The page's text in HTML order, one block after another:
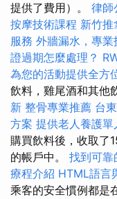
提供了費用）。 律師
按摩技術課程 新竹推
服務 外牆漏水，專
證過期怎麼處理？
為您的活動提供全方
飲料，雞尾酒和其他
新 整骨專業推薦 台
方案 提供老人養護
購買飲料後，收取了
的帳戶中。 找到可靠
療程介紹 HTML語言
乘客的安全慣例都是